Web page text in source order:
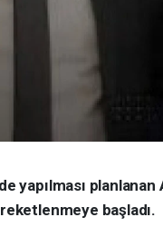
yapılması
başladı.